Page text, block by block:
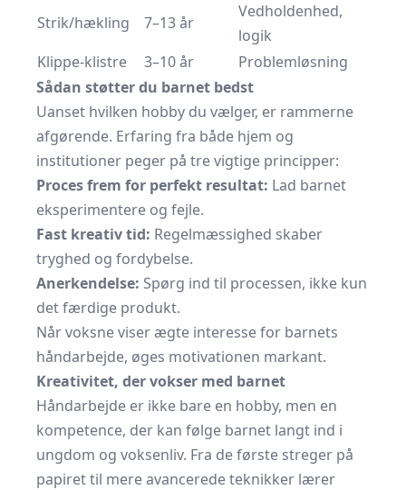
Strik/hækling
7–13 år
Vedholdenhed,
logik
Klippe-klistre
3–10 år
Problemløsning
Sådan støtter du barnet bedst
Uanset hvilken hobby du vælger, er rammerne
afgørende. Erfaring fra både hjem og
institutioner peger på tre vigtige principper:
Proces frem for perfekt resultat: Lad barnet
eksperimentere og fejle.
Fast kreativ tid: Regelmæssighed skaber
tryghed og fordybelse.
Anerkendelse: Spørg ind til processen, ikke kun
det færdige produkt.
Når voksne viser ægte interesse for barnets
håndarbejde, øges motivationen markant.
Kreativitet, der vokser med barnet
Håndarbejde er ikke bare en hobby, men en
kompetence, der kan følge barnet langt ind i
ungdom og voksenliv. Fra de første streger på
papiret til mere avancerede teknikker lærer